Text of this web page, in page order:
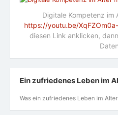
Digitale Kompetenz im
https://youtu.be/
diesen Link anklicken,
Ein zufriedenes Leben im
Was ein zufriedenes Leben im